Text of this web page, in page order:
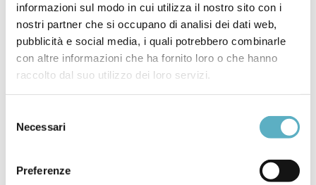
informazioni sul modo in cui utilizza il nostro sito con i
nostri partner che si occupano di analisi dei dati web,
pubblicità e social media, i quali potrebbero combinarle
con altre informazioni che ha fornito loro o che hanno
raccolto dal suo utilizzo dei loro servizi.
delNecessari
Preferenze
Supply Support/Impact (Assets: On-Hand, Sponsor
Owned, Non-RFI, ecc.)
COTS Availability (Board End-of-Life data with
Replacements)
Obsolescence Impact (Parts Procurability with Lifecycle
Predictions)
Readiness Drivers (Repair, Failure Rates, MTBF, MTTR,
End of Support Dates (Combination of key Supply,
valutandone l’impatto a livello dell’intero sistema e sotto diversi